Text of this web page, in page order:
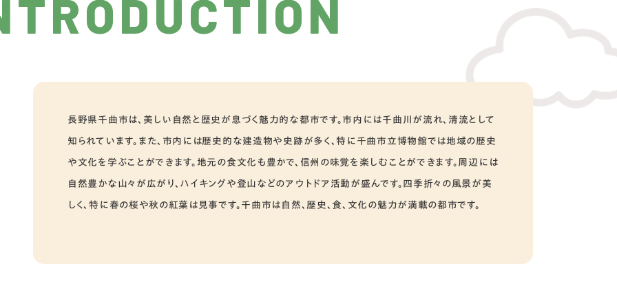
長野県千曲市は、美しい自然と歴史が息づく魅力的な都市です。市内には千曲川が流れ、清流として
知られています。また、市内には歴史的な建造物や史跡が多く、特に千曲市立博物館では地域の歴史
や文化を学ぶことができます。地元の食文化も豊かで、信州の味覚を楽しむことができます。周辺には
自然豊かな山々が広がり、ハイキングや登山などのアウトドア活動が盛んです。四季折々の風景が美
しく、特に春の桜や秋の紅葉は見事です。千曲市は自然、歴史、食、文化の魅力が満載の都市です。